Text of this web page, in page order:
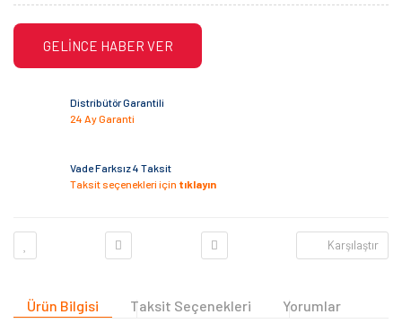
GELİNCE HABER VER
Distribütör Garantili
24 Ay Garanti
Vade Farksız 4 Taksit
Taksit seçenekleri için tıklayın
Karşılaştır
Ürün Bilgisi Taksit Seçenekleri Yorumlar